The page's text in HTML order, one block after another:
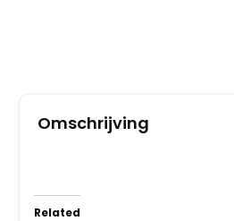
Omschrijving
Related